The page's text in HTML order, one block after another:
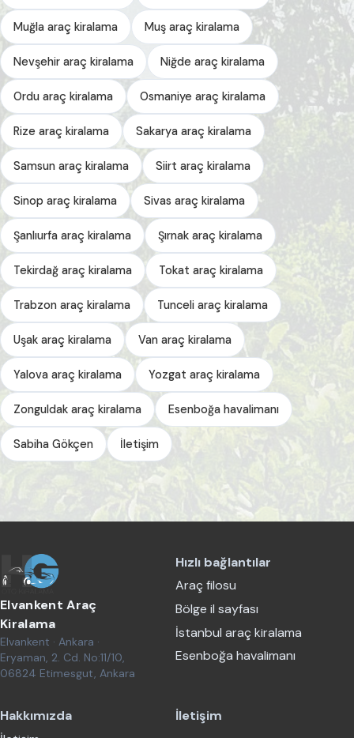
Muğla araç kiralama Muş araç kiralama
Nevşehir araç kiralama Niğde araç kiralama
Ordu araç kiralama Osmaniye araç kiralama
Rize araç kiralama Sakarya araç kiralama
Samsun araç kiralama Siirt araç kiralama
Sinop araç kiralama Sivas araç kiralama
Şanlıurfa araç kiralama Şırnak araç kiralama
Tekirdağ araç kiralama Tokat araç kiralama
Trabzon araç kiralama Tunceli araç kiralama
Uşak araç kiralama Van araç kiralama
Yalova araç kiralama Yozgat araç kiralama
Zonguldak araç kiralama Esenboğa havalimanı
Sabiha Gökçen İletişim
Elvankent Araç
Kiralama
Elvankent · Ankara ·
Eryaman, 2. Cd. No:11/10,
06824 Etimesgut, Ankara
Hızlı bağlantılar
Araç filosu
Bölge il sayfası
İstanbul araç kiralama
Esenboğa havalimanı
Hakkımızda
İletişim